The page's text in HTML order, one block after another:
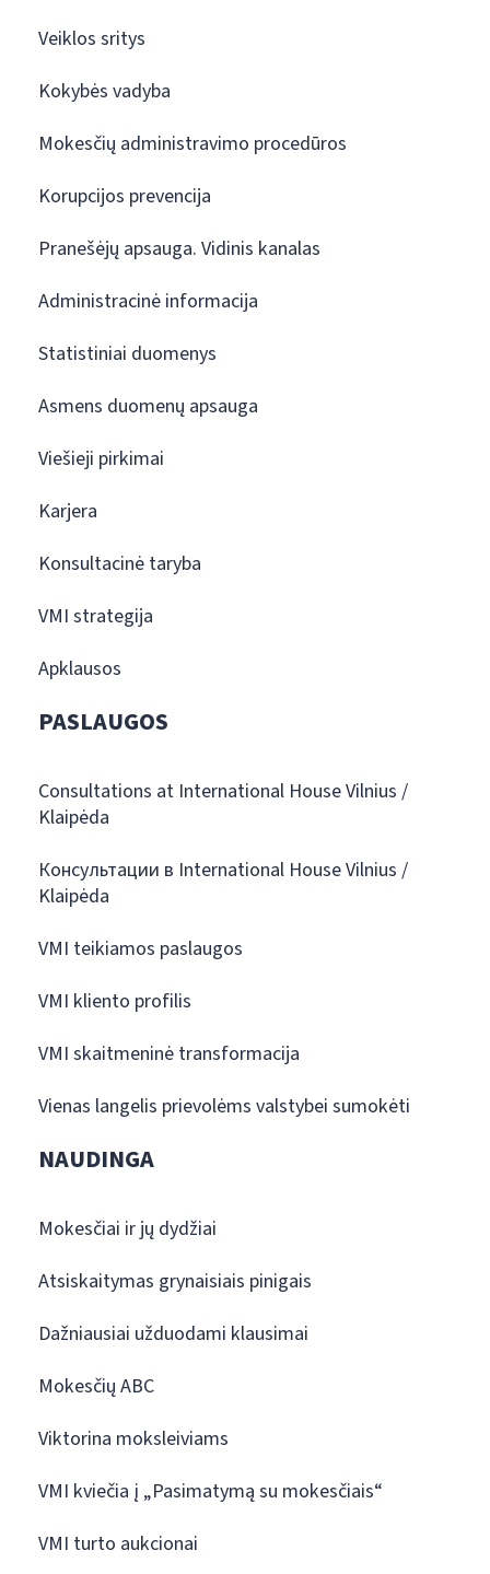
Veiklos sritys
Kokybės vadyba
Mokesčių administravimo procedūros
Korupcijos prevencija
Pranešėjų apsauga. Vidinis kanalas
Administracinė informacija
Statistiniai duomenys
Asmens duomenų apsauga
Viešieji pirkimai
Karjera
Konsultacinė taryba
VMI strategija
Apklausos
PASLAUGOS
Consultations at International House Vilnius /
Klaipėda
Консультации в International House Vilnius /
Klaipėda
VMI teikiamos paslaugos
VMI kliento profilis
VMI skaitmeninė transformacija
Vienas langelis prievolėms valstybei sumokėti
NAUDINGA
Mokesčiai ir jų dydžiai
Atsiskaitymas grynaisiais pinigais
Dažniausiai užduodami klausimai
Mokesčių ABC
Viktorina moksleiviams
VMI kviečia į „Pasimatymą su mokesčiais“
VMI turto aukcionai